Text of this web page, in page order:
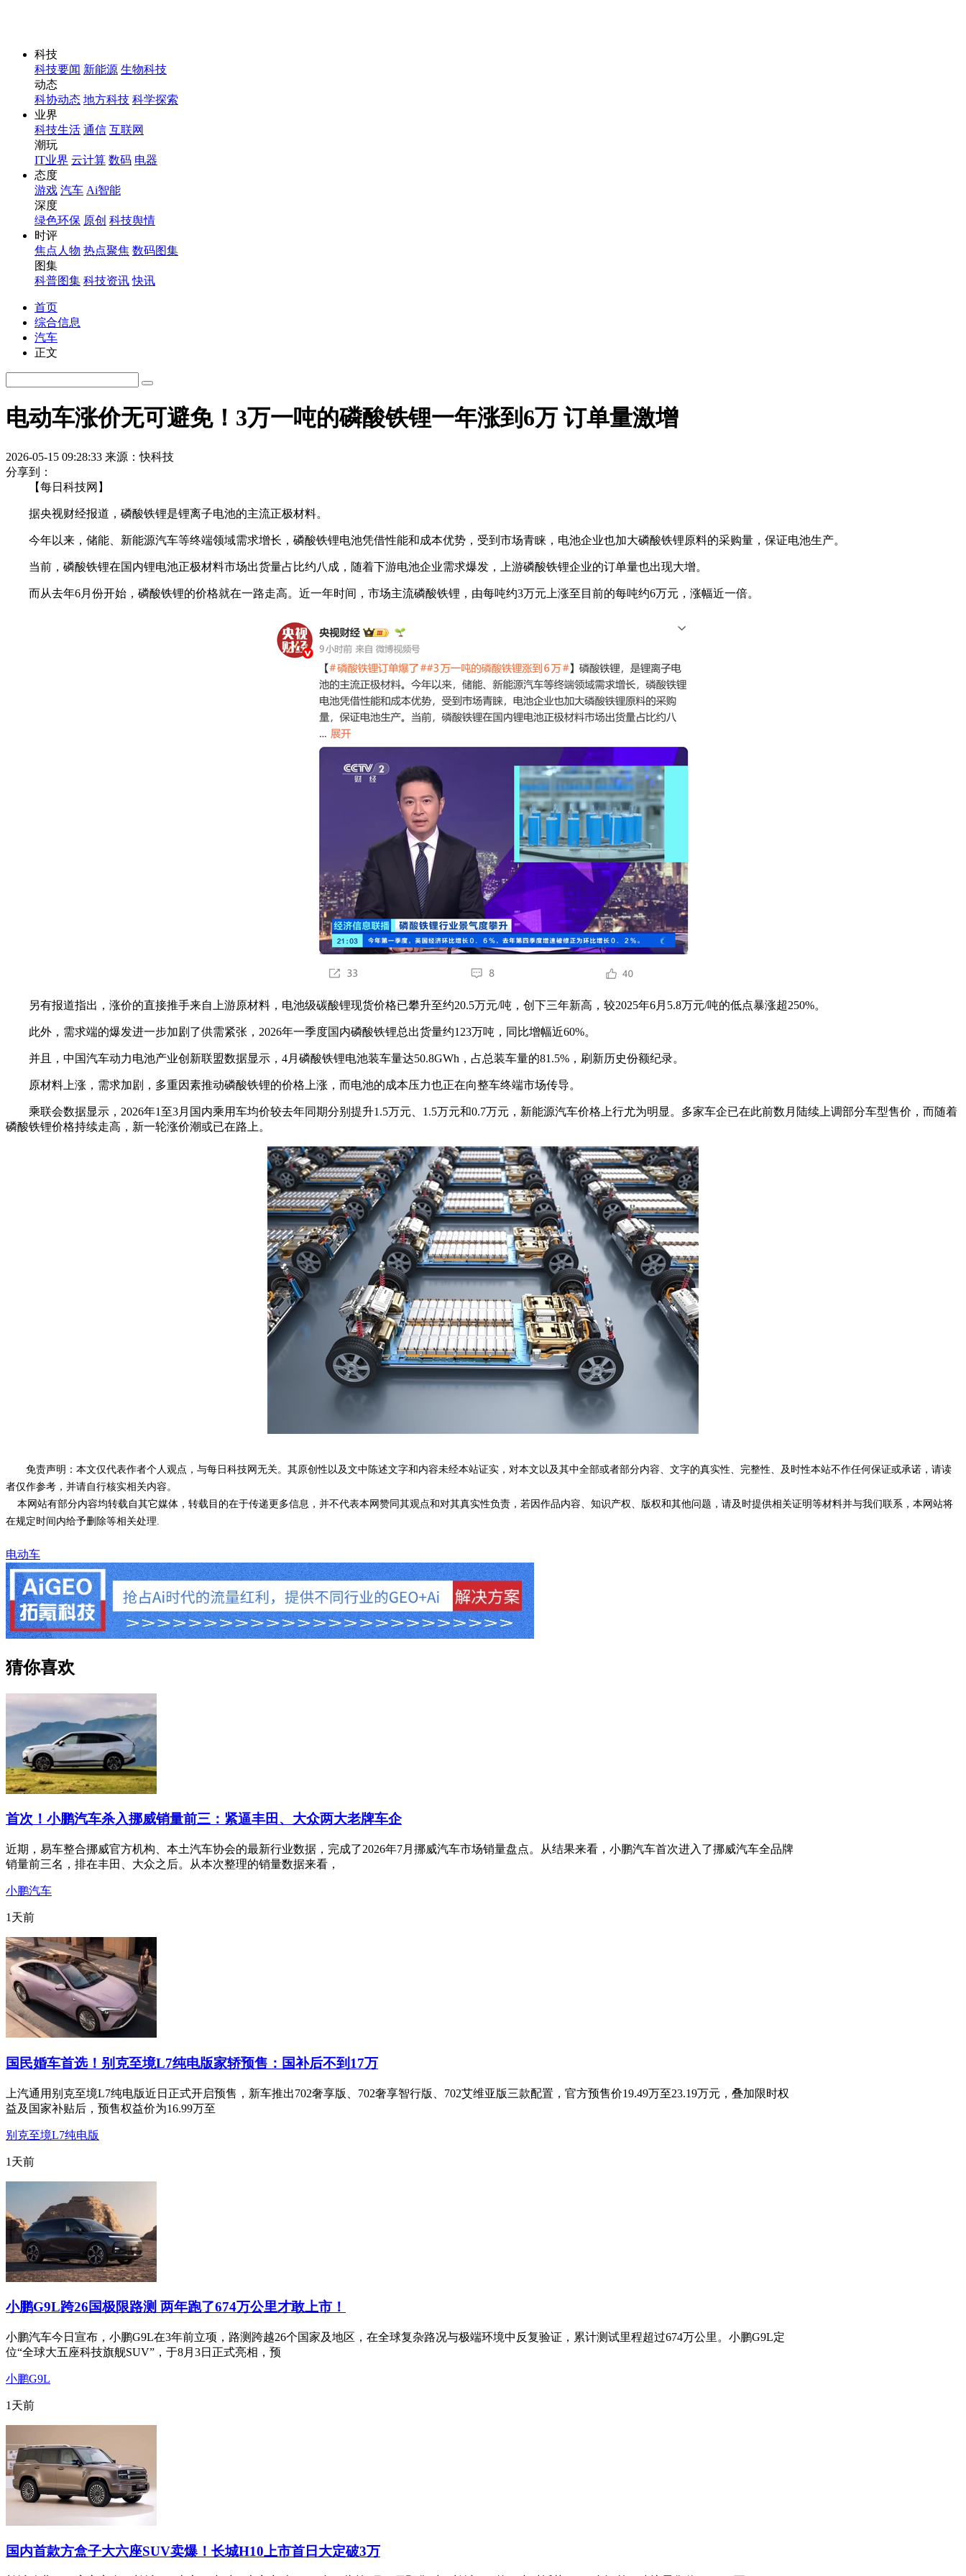
科技
科技要闻 新能源 生物科技
动态
科协动态 地方科技 科学探索
业界
科技生活 通信 互联网
潮玩
IT业界 云计算 数码 电器
态度
游戏 汽车 Ai智能
深度
绿色环保 原创 科技舆情
时评
焦点人物 热点聚焦 数码图集
图集
科普图集 科技资讯 快讯
首页
综合信息
汽车
正文
电动车涨价无可避免！3万一吨的磷酸铁锂一年涨到6万 订单量激增
2026-05-15 09:28:33 来源：快科技
分享到：
【每日科技网】
据央视财经报道，磷酸铁锂是锂离子电池的主流正极材料。
今年以来，储能、新能源汽车等终端领域需求增长，磷酸铁锂电池凭借性能和成本优势，受到市场青睐，电池企业也加大磷酸铁锂原料的采购量，保证电池生产。
当前，磷酸铁锂在国内锂电池正极材料市场出货量占比约八成，随着下游电池企业需求爆发，上游磷酸铁锂企业的订单量也出现大增。
而从去年6月份开始，磷酸铁锂的价格就在一路走高。近一年时间，市场主流磷酸铁锂，由每吨约3万元上涨至目前的每吨约6万元，涨幅近一倍。
另有报道指出，涨价的直接推手来自上游原材料，电池级碳酸锂现货价格已攀升至约20.5万元/吨，创下三年新高，较2025年6月5.8万元/吨的低点暴涨超250%。
此外，需求端的爆发进一步加剧了供需紧张，2026年一季度国内磷酸铁锂总出货量约123万吨，同比增幅近60%。
并且，中国汽车动力电池产业创新联盟数据显示，4月磷酸铁锂电池装车量达50.8GWh，占总装车量的81.5%，刷新历史份额纪录。
原材料上涨，需求加剧，多重因素推动磷酸铁锂的价格上涨，而电池的成本压力也正在向整车终端市场传导。
乘联会数据显示，2026年1至3月国内乘用车均价较去年同期分别提升1.5万元、1.5万元和0.7万元，新能源汽车价格上行尤为明显。多家车企已在此前数月陆续上调部分车型售价，而随着
磷酸铁锂价格持续走高，新一轮涨价潮或已在路上。
免责声明：本文仅代表作者个人观点，与每日科技网无关。其原创性以及文中陈述文字和内容未经本站证实，对本文以及其中全部或者部分内容、文字的真实性、完整性、及时性本站不作任何保证或承诺，请读
者仅作参考，并请自行核实相关内容。
本网站有部分内容均转载自其它媒体，转载目的在于传递更多信息，并不代表本网赞同其观点和对其真实性负责，若因作品内容、知识产权、版权和其他问题，请及时提供相关证明等材料并与我们联系，本网站将
在规定时间内给予删除等相关处理.
电动车
猜你喜欢
首次！小鹏汽车杀入挪威销量前三：紧逼丰田、大众两大老牌车企
近期，易车整合挪威官方机构、本土汽车协会的最新行业数据，完成了2026年7月挪威汽车市场销量盘点。从结果来看，小鹏汽车首次进入了挪威汽车全品牌
销量前三名，排在丰田、大众之后。从本次整理的销量数据来看，
小鹏汽车
1天前
国民婚车首选！别克至境L7纯电版家轿预售：国补后不到17万
上汽通用别克至境L7纯电版近日正式开启预售，新车推出702奢享版、702奢享智行版、702艾维亚版三款配置，官方预售价19.49万至23.19万元，叠加限时权
益及国家补贴后，预售权益价为16.99万至
别克至境L7纯电版
1天前
小鹏G9L跨26国极限路测 两年跑了674万公里才敢上市！
小鹏汽车今日宣布，小鹏G9L在3年前立项，路测跨越26个国家及地区，在全球复杂路况与极端环境中反复验证，累计测试里程超过674万公里。小鹏G9L定
位“全球大五座科技旗舰SUV”，于8月3日正式亮相，预
小鹏G9L
1天前
国内首款方盒子大六座SUV卖爆！长城H10上市首日大定破3万